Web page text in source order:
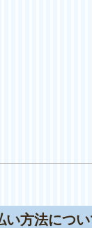
い方法につ